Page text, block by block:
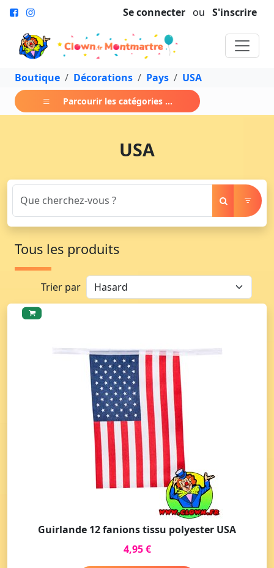
Se connecter ou S'inscrire
Boutique Décorations Pays USA
Parcourir les catégories ...
USA
Tous les produits
Trier par
Guirlande 12 fanions tissu polyester USA
4,95 €